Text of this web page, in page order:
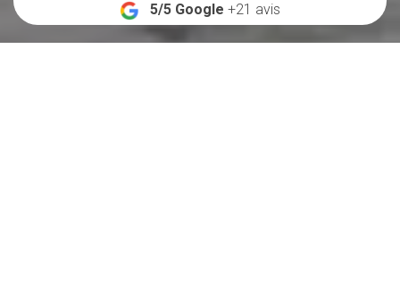
5/5 Google +21 avis